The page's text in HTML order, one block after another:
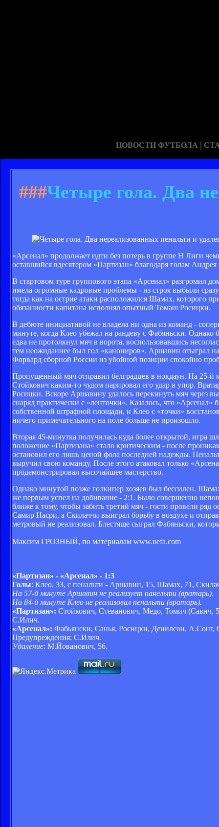
НОВОСТИ ФУТБОЛА |
###Четыре гола. Два
«Арсенал» продолжает идти без потерь в группе Н Лиги
оставшийся вдесятером «Партизан» благодаря голам
В стартовом туре группового этапа «Арсенал» разгромил
имела огромные кадровые проблемы - из строя выбыли
тогда как на острие атаки расположился Шамах, которого
обязанности капитана исполнял опытный Томаш Росицки.
В дебюте инициативой не владела ни одна из команд -
минуте, когда Клео убежал на рандеву с Фабяньски.
едва не протолкнул мяч в ворота, воспользовавшись
тем неожиданнее был гол «канониров». Аршавин отыграл
Форвард сборной России из убойной позиции спокойно
Пропущенный мяч отправил белградцев в нокдаун. На 25-
Стойкович каким-то чудом парировал его удар в упор.
Росицки. Вскоре Аршавину удалось перекинуть мяч через
снаряд практически с «ленточки». Казалось, что
собственной штрафной площади, и Клео с «точки»
ничего примечательного на поле больше не произошло.
Вторая 45-минутка получилась куда более открытой, игра
положение «Партизана» стало критическим - после
остановил его лишь ценой фола последней надежды.
выручил свою команду. После этого атаковал только
продемонстрировал высочайшее мастерство.
Однако минутой позже голкипер хозяев был бессилен.
же первым успел на добивание - 2:1. Было совершенно
ближе к тому, чтобы забить третий мяч - гости провели ряд
Самир Насри, а Скилаччи выиграл борьбу в воздухе и
метровый не реализовал. Блестяще сыграл Фабяньски,
Максим ГРОЗНЫЙ, по материалам www.uefa.com
«Партизан» - «Арсенал» - 1:3
Голы: Клео, 33, с пенальти - Аршавин, 15, Шамах, 71,
На 57-й минуте Аршавин не реализует панельти (вратарь).
На 84-й минуте Клео не реализовал пенальти (вратарь).
«Партизан»: Стойкович, Стеванович, Медо, Томич (Савич,
С.Илич.
«Арсенал»: Фабьянски, Санья, Росицки, Денилсон,
Предупреждения: С.Илич.
Удаление: М.Йованович, 56.